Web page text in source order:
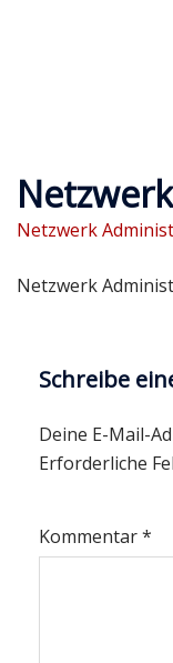
Netzwerk
Netzwerk
Schreibe
Deine E-Mail-
Erforderliche
Kommentar*